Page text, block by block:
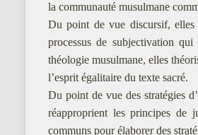
la communauté musulmane
Du point de vue discursif, elles
processus de subjectivation
théologie musulmane, elles
l’esprit égalitaire du texte sacré.
Du point de vue des stratégies
réapproprient les principes de
communs pour élaborer des